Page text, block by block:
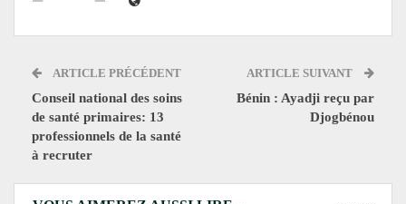
ARTICLE PRÉCÉDENT
Conseil national des soins
de santé primaires: 13
professionnels de la santé
à recruter
ARTICLE SUIVANT
Bénin : Ayadji reçu par
Djogbénou